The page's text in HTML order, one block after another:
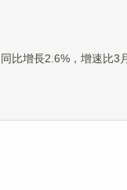
比增長2.6%，增速比3